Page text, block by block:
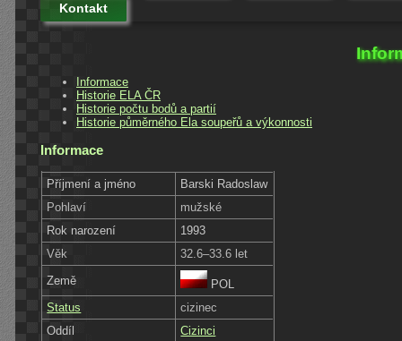
Kontakt
Informace
Historie ELA ČR
Historie počtu bodů a partií
Historie půměrného Ela soupeřů a výkonnosti
Informace
Příjmení a jméno
Barski Radoslaw
Pohlaví
mužské
Rok narození
1993
Věk
32.6–33.6 let
Země
POL
Status
cizinec
Oddíl
Cizinci